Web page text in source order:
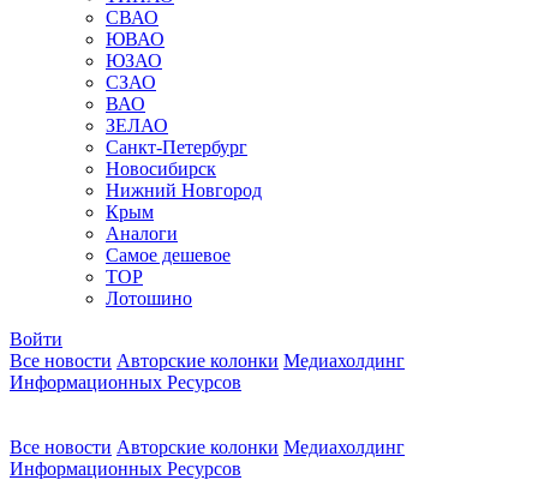
СВАО
ЮВАО
ЮЗАО
СЗАО
ВАО
ЗЕЛАО
Санкт-Петербург
Новосибирск
Нижний Новгород
Крым
Аналоги
Самое дешевое
TOP
Лотошино
Войти
Все новости Авторские колонки Медиахолдинг
Информационных Ресурсов
Все новости Авторские колонки Медиахолдинг
Информационных Ресурсов